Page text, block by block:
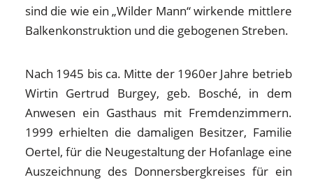
sind die wie ein „Wilder Mann“ wirkende mittlere
Balkenkonstruktion und die gebogenen Streben.
Nach 1945 bis ca. Mitte der 1960er Jahre betrieb
Wirtin Gertrud Burgey, geb. Bosché, in dem
Anwesen ein Gasthaus mit Fremdenzimmern.
1999 erhielten die damaligen Besitzer, Familie
Oertel, für die Neugestaltung der Hofanlage eine
Auszeichnung des Donnersbergkreises für ein